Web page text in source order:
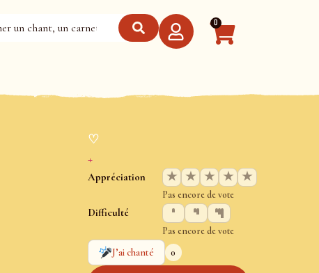
0
♡
+
Appréciation ★ ★ ★ ★ ★
Pas encore de vote
Difficulté
Pas encore de vote
J’ai chanté
0